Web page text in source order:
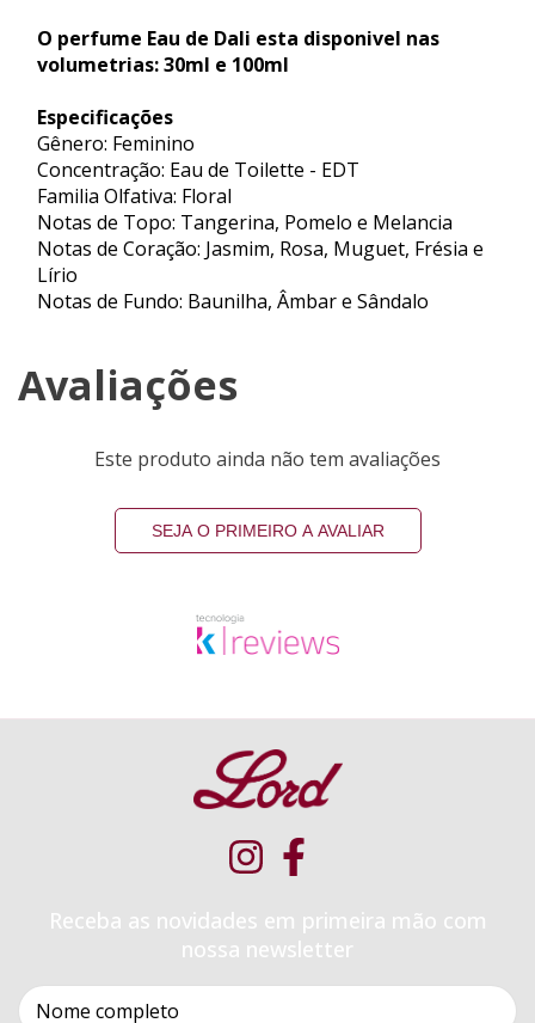
O perfume Eau de Dali esta disponivel nas
volumetrias: 30ml e 100ml
Especificações
Gênero: Feminino
Concentração: Eau de Toilette - EDT
Familia Olfativa: Floral
Notas de Topo: Tangerina, Pomelo e Melancia
Notas de Coração: Jasmim, Rosa, Muguet, Frésia e
Lírio
Notas de Fundo: Baunilha, Âmbar e Sândalo
Avaliações
Este produto ainda não tem avaliações
SEJA O PRIMEIRO A AVALIAR
Receba as novidades em primeira mão com
nossa newsletter